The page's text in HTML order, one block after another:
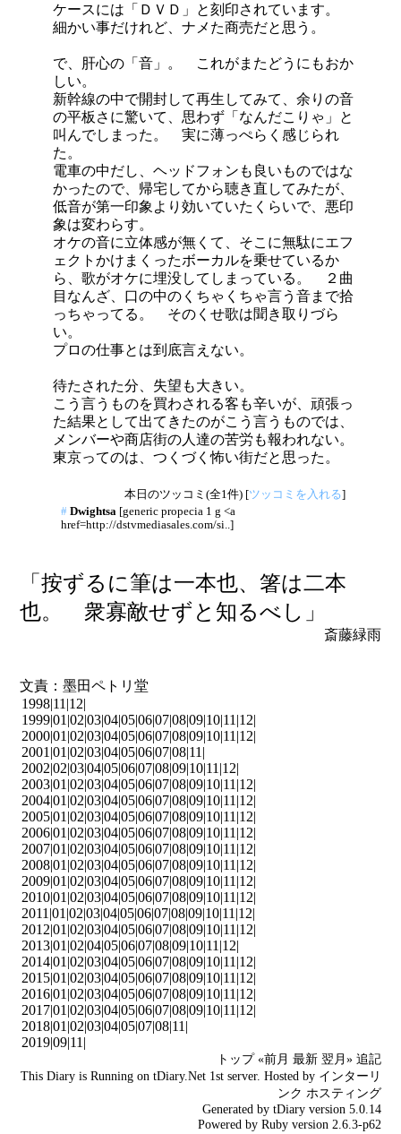
ケースには「ＤＶＤ」と刻印されています。
細かい事だけれど、ナメた商売だと思う。
で、肝心の「音」。 これがまたどうにもおか
しい。
新幹線の中で開封して再生してみて、余りの音
の平板さに驚いて、思わず「なんだこりゃ」と
叫んでしまった。 実に薄っぺらく感じられ
た。
電車の中だし、ヘッドフォンも良いものではな
かったので、帰宅してから聴き直してみたが、
低音が第一印象より効いていたくらいで、悪印
象は変わらす。
オケの音に立体感が無くて、そこに無駄にエフ
ェクトかけまくったボーカルを乗せているか
ら、歌がオケに埋没してしまっている。 ２曲
目なんざ、口の中のくちゃくちゃ言う音まで拾
っちゃってる。 そのくせ歌は聞き取りづら
い。
プロの仕事とは到底言えない。
待たされた分、失望も大きい。
こう言うものを買わされる客も辛いが、頑張っ
た結果として出てきたのがこう言うものでは、
メンバーや商店街の人達の苦労も報われない。
東京ってのは、つくづく怖い街だと思った。
本日のツッコミ(全1件) [ツッコミを入れる]
# Dwightsa [generic propecia 1 g <a
href=http://dstvmediasales.com/si..]
「按ずるに筆は一本也、箸は二本
也。 衆寡敵せずと知るべし」
斎藤緑雨
文責：墨田ペトリ堂
1998| 11 12
1999|01 |02|03|04|05|06|07|08|09 10 11 12
2000|01 |02|03|04|05|06|07|08|09 10 11 12
2001|01 |02|03|04|05|06|07|08 11
2002|02|03|04|05|06|07|08|09 10 11 12
2003|01 |02|03|04|05|06|07|08|09 10 11 12
2004|01 |02|03|04|05|06|07|08|09 10 11 12
2005|01 |02|03|04|05|06|07|08|09 10 11 12
2006|01 |02|03|04|05|06|07|08|09 10 11 12
2007|01 |02|03|04|05|06|07|08|09 10 11 12
2008|01 |02|03|04|05|06|07|08|09 10 11 12
2009|01 |02|03|04|05|06|07|08|09 10 11 12
2010|01 |02|03|04|05|06|07|08|09 10 11 12
2011|01 |02|03|04|05|06|07|08|09 10 11 12
2012|01 |02|03|04|05|06|07|08|09 10 11 12
2013|01 |02|04|05|06|07|08|09 10 11 12
2014|01 |02|03|04|05|06|07|08|09 10 11 12
2015|01 |02|03|04|05|06|07|08|09 10 11 12
2016|01 |02|03|04|05|06|07|08|09 10 11 12
2017|01 |02|03|04|05|06|07|08|09 10 11 12
2018|01 |02|03|04|05|07|08 11
2019|09 11
トップ «前月 最新 翌月» 追記
This Diary is Running on tDiary.Net1st server. Hosted by インターリ
ンク ホスティング
Generated by tDiaryversion 5.0.14
Powered by Rubyversion 2.6.3-p62